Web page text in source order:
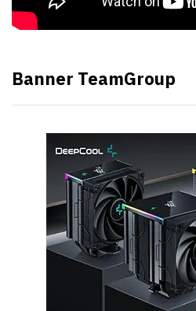
Banner TeamGroup